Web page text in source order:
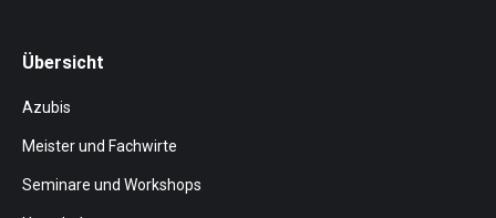
Übersicht
Azubis
Meister und Fachwirte
Seminare und Workshops